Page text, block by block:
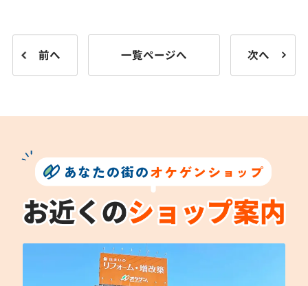
前へ 一覧ページへ 次へ
あなたの街のオケゲンショップ